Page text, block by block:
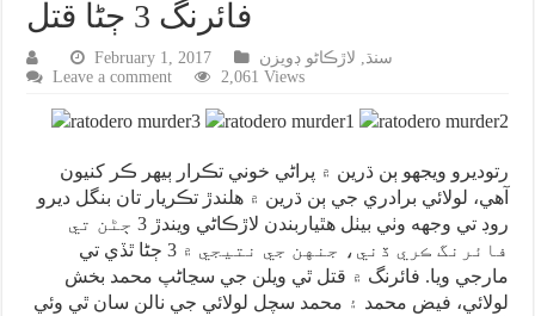
فائرنگ 3 ڄڻا قتل
February 1, 2017 سنڌ, لاڙڪاڻو ڊويزن
Leave a comment
2,061 Views
رتوديرو ويجهو ٻن ڌرين ۾ پراڻي خوني تڪرار ٻيهر ڪر کنيون
آهي، لولائي برادري جي ٻن ڌرين ۾ هلندڙ تڪريار تان بنگل ديرو
روڊ تي وجهه وٺي بيٺل هٿياربندن لاڙڪاڻي ويندڙ 3 ڄڻن تي
فائرنگ ڪري ڏني، جنهن جي نتيجي ۾ 3 ڄڻا ٿڏي تي
مارجي ويا. فائرنگ ۾ قتل ٿي ويلن جي سڃاڻپ محمد بخش
لولائي، فيض محمد ۽ محمد سچل لولائي جي نالن سان ٿي وئي